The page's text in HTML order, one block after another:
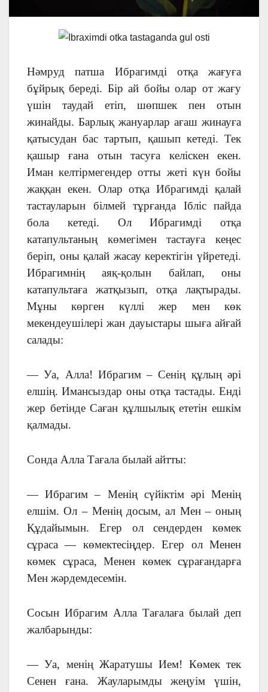
Нәмруд патша Ибрагимді отқа жағуға
бұйрық береді. Бір ай бойы олар от жағу
үшін таудай етіп, шөпшек пен отын
жинайды. Барлық жануарлар ағаш жинауға
қатысудан бас тартып, қашып кетеді. Тек
қашыр ғана отын тасуға келіскен екен.
Иман келтірмегендер отты жеті күн бойы
жаққан екен. Олар отқа Ибрагимді қалай
тастауларын білмей тұрғанда Ібліс пайда
бола кетеді. Ол Ибрагимді отқа
катапультаның көмегімен тастауға кеңес
беріп, оны қалай жасау керектігін үйретеді.
Ибрагимнің аяқ-қолын байлап, оны
катапультаға жатқызып, отқа лақтырады.
Мұны көрген күллі жер мен көк
мекендеушілері жан дауыстары шыға айғай
салады:
— Уа, Алла! Ибрагим – Сенің құлың әрі
елшің. Имансыздар оны отқа тастады. Енді
жер бетінде Саған құлшылық ететін ешкім
қалмады.
Сонда Алла Тағала былай айтты:
— Ибрагим – Менің сүйіктім әрі Менің
елшім. Ол – Менің досым, ал Мен – оның
Құдайымын. Егер ол сендерден көмек
сұраса — көмектесіңдер. Егер ол Менен
көмек сұраса, Менен көмек сұрағандарға
Мен жәрдемдесемін.
Сосын Ибрагим Алла Тағалаға былай деп
жалбарынды:
— Уа, менің Жаратушы Ием! Көмек тек
Сенен ғана. Жауларымды жеңуім үшін,